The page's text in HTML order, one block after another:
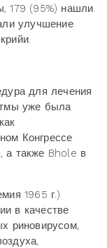
179 (95%) нашли
улучшение
для лечения
уже была
Конгрессе
а также Bhole в
1965 г.)
в качестве
риновирусом,